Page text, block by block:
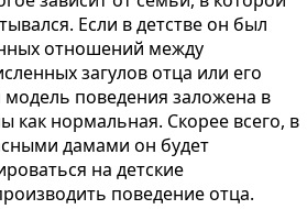
Если в детстве он был
отношений между
загулов отца или его
модель поведения заложена в
как нормальная. Скорее всего, в
дамами он будет
на детские
поведение отца.